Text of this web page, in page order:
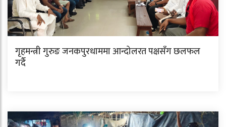
गृहमन्त्री गुरुङ जनकपुरधाममा आन्दोलरत पक्षसँग छलफल
गर्दै